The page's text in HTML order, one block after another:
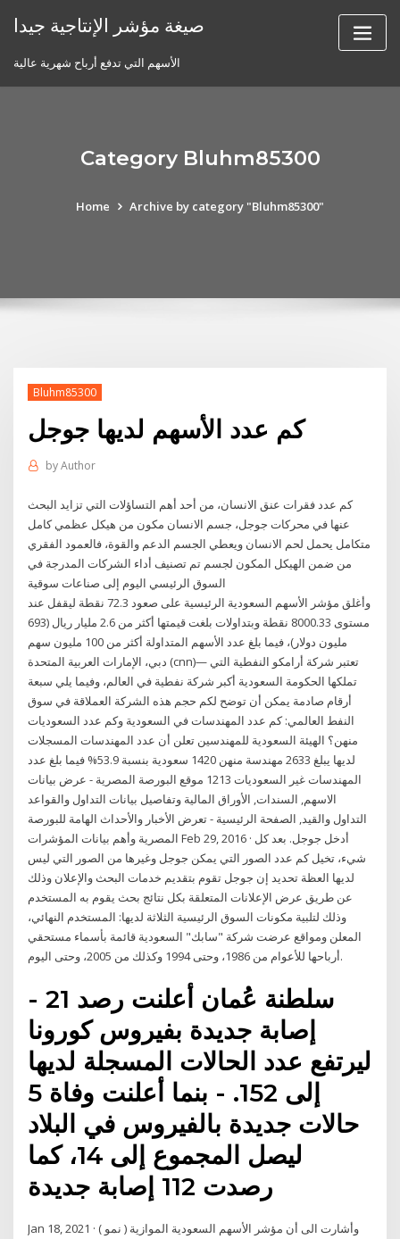
صيغة مؤشر الإنتاجية جيدا
الأسهم التي تدفع أرباح شهرية عالية
Category Bluhm85300
Home Archive by category "Bluhm85300"
Bluhm85300
كم عدد الأسهم لديها جوجل
byAuthor
كم عدد فقرات عنق الانسان، من أحد أهم التساؤلات التي تزايد البحث
عنها في محركات جوجل، جسم الانسان مكون من هيكل عظمي كامل
متكامل يحمل لحم الانسان ويعطي الجسم الدعم والقوة، فالعمود الفقري
من ضمن الهيكل المكون لجسم تم تصنيف أداء الشركات المدرجة في
السوق الرئيسي اليوم إلى صناعات سوقية
وأغلق مؤشر الأسهم السعودية الرئيسية على صعود 72.3 نقطة ليقفل عند
مستوى 8000.33 نقطة وبتداولات بلغت قيمتها أكثر من 2.6 مليار ريال (693
مليون دولار)، فيما بلغ عدد الأسهم المتداولة أكثر من 100 مليون سهم
دبي، الإمارات العربية المتحدة (cnn)— تعتبر شركة أرامكو النفطية التي
تملكها الحكومة السعودية أكبر شركة نفطية في العالم، وفيما يلي سبعة
أرقام صادمة يمكن أن توضح لكم حجم هذه الشركة العملاقة في سوق
النفط العالمي: كم عدد المهندسات في السعودية وكم عدد السعوديات
منهن؟ الهيئة السعودية للمهندسين تعلن أن عدد المهندسات المسجلات
لديها يبلغ 2633 مهندسة منهن 1420 سعودية بنسبة 53.9% فيما بلغ عدد
المهندسات غير السعوديات 1213 موقع البورصة المصرية - عرض بيانات
الاسهم, السندات, الأوراق المالية وتفاصيل بيانات التداول والقواعد
التداول والقيد, الصفحة الرئيسية - تعرض الأخبار والأحداث الهامة للبورصة
المصرية وأهم بيانات المؤشرات Feb 29, 2016 · أدخل جوجل. بعد كل
شيء، تخيل كم عدد الصور التي يمكن جوجل وغيرها من الصور التي ليس
لديها العظة تحديد إن جوجل تقوم بتقديم خدمات البحث والإعلان وذلك
عن طريق عرض الإعلانات المتعلقة بكل نتائج بحث يقوم به المستخدم
وذلك لتلبية مكونات السوق الرئيسية الثلاثة لديها: المستخدم النهائي،
المعلن ومواقع عرضت شركة "سابك" السعودية قائمة بأسماء مستحقي
أرباحها للأعوام من 1986، وحتى 1994 وكذلك من 2005، وحتى اليوم.
- سلطنة عُمان أعلنت رصد 21
إصابة جديدة بفيروس كورونا
ليرتفع عدد الحالات المسجلة لديها
إلى 152. - بنما أعلنت وفاة 5
حالات جديدة بالفيروس في البلاد
ليصل المجموع إلى 14، كما
رصدت 112 إصابة جديدة
Jan 18, 2021 · وأشارت الى أن مؤشر الأسهم السعودية الموازية ( نمو )